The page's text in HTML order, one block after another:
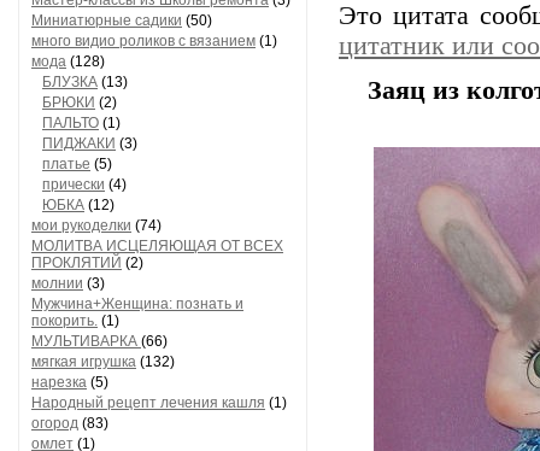
Миниатюрные садики (50)
много видио роликов с вязанием (1)
мода (128)
БЛУЗКА (13)
БРЮКИ (2)
ПАЛЬТО (1)
ПИДЖАКИ (3)
платье (5)
прически (4)
ЮБКА (12)
мои рукоделки (74)
МОЛИТВА ИСЦЕЛЯЮЩАЯ ОТ ВСЕХ
ПРОКЛЯТИЙ (2)
молнии (3)
Мужчина+Женщина: познать и
покорить. (1)
МУЛЬТИВАРКА (66)
мягкая игрушка (132)
нарезка (5)
Народный рецепт лечения кашля (1)
огород (83)
омлет (1)
Это цитата
цитатник или
Заяц из